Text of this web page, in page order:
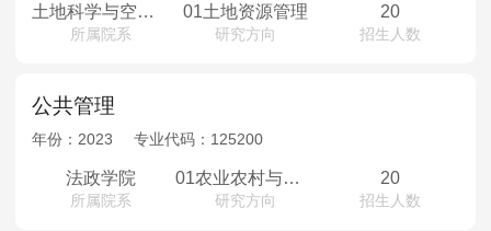
土地科学与空间规划学院
所属院系
01土地资源管理
研究方向
20
招生人数
公共管理
年份： 2023 专业代码： 125200
法政学院
所属院系
01农业农村与自然资源管理；02地方政府治理；03基层干部人事管理
研究方向
20
招生人数